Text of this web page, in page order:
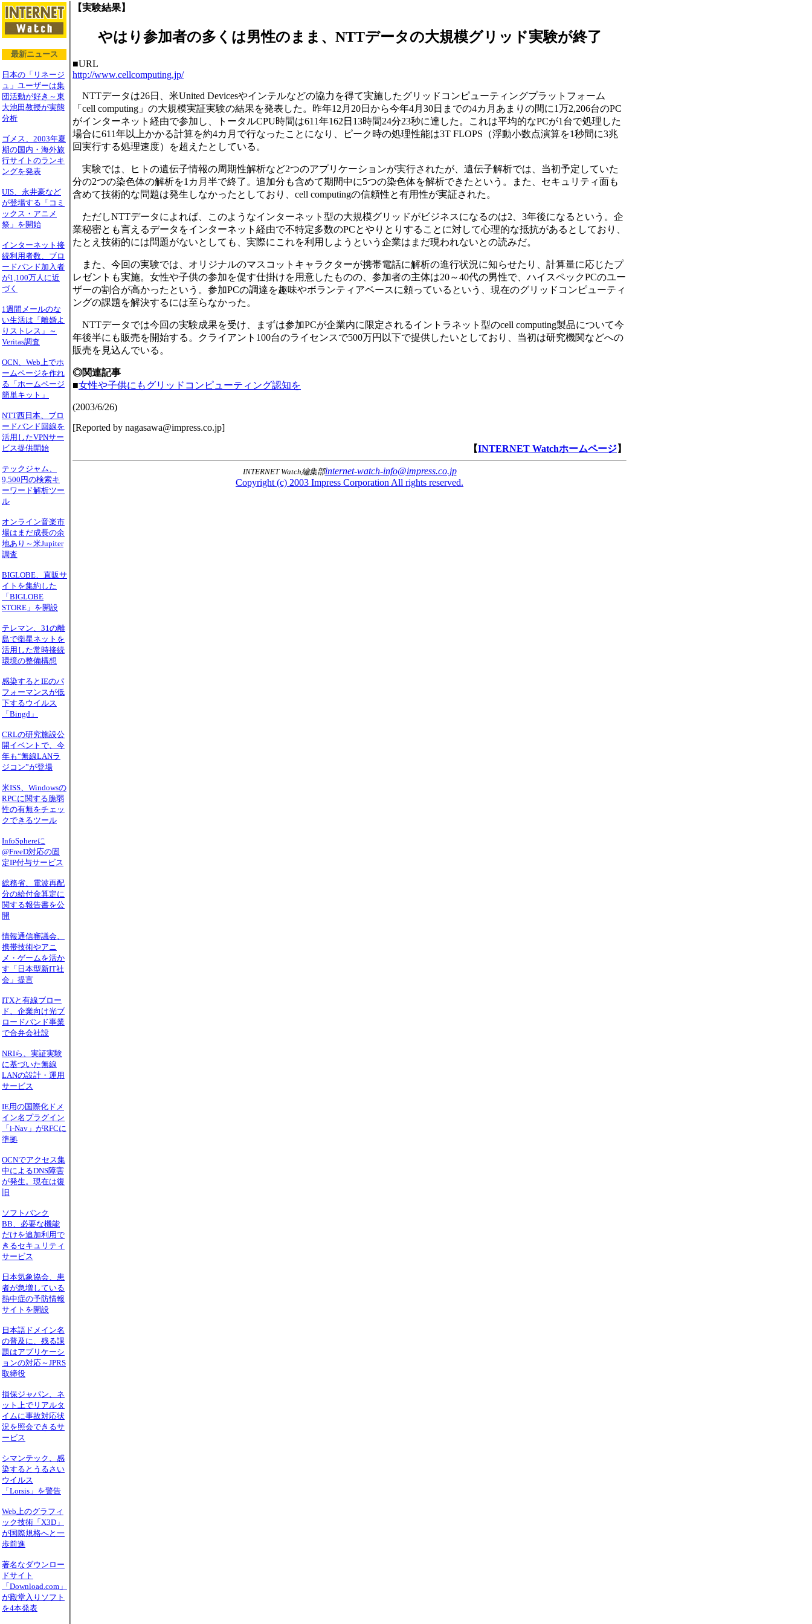
最新ニュース
日本の「リネージ
ュ」ユーザーは集
団活動が好き～東
大池田教授が実態
分析
ゴメス、2003年夏
期の国内・海外旅
行サイトのランキ
ングを発表
UIS、永井豪など
が登場する「コミ
ックス・アニメ
祭」を開始
インターネット接
続利用者数、ブロ
ードバンド加入者
が1,100万人に近
づく
1週間メールのな
い生活は「離婚よ
りストレス」～
Veritas調査
OCN、Web上でホ
ームページを作れ
る「ホームページ
簡単キット」
NTT西日本、ブロ
ードバンド回線を
活用したVPNサー
ビス提供開始
テックジャム、
9,500円の検索キ
ーワード解析ツー
ル
オンライン音楽市
場はまだ成長の余
地あり～米Jupiter
調査
BIGLOBE、直販サ
イトを集約した
「BIGLOBE
STORE」を開設
テレマン、31の離
島で衛星ネットを
活用した常時接続
環境の整備構想
感染するとIEのパ
フォーマンスが低
下するウイルス
「Bingd」
CRLの研究施設公
開イベントで、今
年も“無線LANラ
ジコン”が登場
米ISS、Windowsの
RPCに関する脆弱
性の有無をチェッ
クできるツール
InfoSphereに
@FreeD対応の固
定IP付与サービス
総務省、電波再配
分の給付金算定に
関する報告書を公
開
情報通信審議会、
携帯技術やアニ
メ・ゲームを活か
す「日本型新IT社
会」提言
ITXと有線ブロー
ド、企業向け光ブ
ロードバンド事業
で合弁会社設
NRIら、実証実験
に基づいた無線
LANの設計・運用
サービス
IE用の国際化ドメ
イン名プラグイン
「i-Nav」がRFCに
準拠
OCNでアクセス集
中によるDNS障害
が発生。現在は復
旧
ソフトバンク
BB、必要な機能
だけを追加利用で
きるセキュリティ
サービス
日本気象協会、患
者が急増している
熱中症の予防情報
サイトを開設
日本語ドメイン名
の普及に、残る課
題はアプリケーシ
ョンの対応～JPRS
取締役
損保ジャパン、ネ
ット上でリアルタ
イムに事故対応状
況を照会できるサ
ービス
シマンテック、感
染するとうるさい
ウイルス
「Lorsis」を警告
Web上のグラフィ
ック技術「X3D」
が国際規格へと一
歩前進
著名なダウンロー
ドサイト
「Download.com」
が殿堂入りソフト
を4本発表
【実験結果】
やはり参加者の多くは男性のまま、NTTデータの大規模グリッド実験が終了
■URL
http://www.cellcomputing.jp/
NTTデータは26日、米United Devicesやインテルなどの協力を得て実施したグリッドコンピューティングプラットフォーム
「cell computing」の大規模実証実験の結果を発表した。昨年12月20日から今年4月30日までの4カ月あまりの間に1万2,206台のPC
がインターネット経由で参加し、トータルCPU時間は611年162日13時間24分23秒に達した。これは平均的なPCが1台で処理した
場合に611年以上かかる計算を約4カ月で行なったことになり、ピーク時の処理性能は3T FLOPS（浮動小数点演算を1秒間に3兆
回実行する処理速度）を超えたとしている。
実験では、ヒトの遺伝子情報の周期性解析など2つのアプリケーションが実行されたが、遺伝子解析では、当初予定していた
分の2つの染色体の解析を1カ月半で終了。追加分も含めて期間中に5つの染色体を解析できたという。また、セキュリティ面も
含めて技術的な問題は発生しなかったとしており、cell computingの信頼性と有用性が実証された。
ただしNTTデータによれば、このようなインターネット型の大規模グリッドがビジネスになるのは2、3年後になるという。企
業秘密とも言えるデータをインターネット経由で不特定多数のPCとやりとりすることに対して心理的な抵抗があるとしており、
たとえ技術的には問題がないとしても、実際にこれを利用しようという企業はまだ現われないとの読みだ。
また、今回の実験では、オリジナルのマスコットキャラクターが携帯電話に解析の進行状況に知らせたり、計算量に応じたプ
レゼントも実施。女性や子供の参加を促す仕掛けを用意したものの、参加者の主体は20～40代の男性で、ハイスペックPCのユー
ザーの割合が高かったという。参加PCの調達を趣味やボランティアベースに頼っているという、現在のグリッドコンピューティ
ングの課題を解決するには至らなかった。
NTTデータでは今回の実験成果を受け、まずは参加PCが企業内に限定されるイントラネット型のcell computing製品について今
年後半にも販売を開始する。クライアント100台のライセンスで500万円以下で提供したいとしており、当初は研究機関などへの
販売を見込んでいる。
◎関連記事
■女性や子供にもグリッドコンピューティング認知を
(2003/6/26)
[Reported by nagasawa@impress.co.jp]
【INTERNET Watchホームページ】
INTERNET Watch編集部internet-watch-info@impress.co.jp
Copyright (c) 2003 Impress Corporation All rights reserved.